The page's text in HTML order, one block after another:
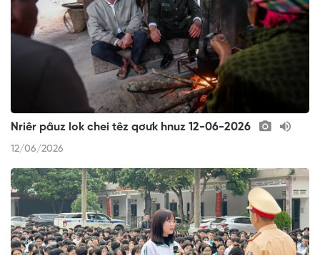
Nriêr pâuz lok chei têz qơưk hnuz 12-06-2026
12/06/2026